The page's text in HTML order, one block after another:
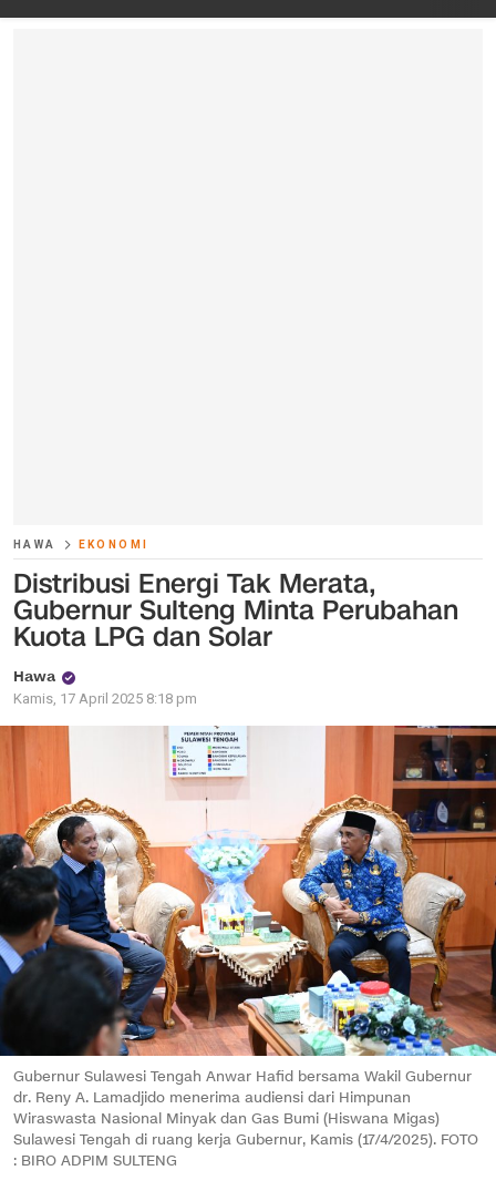
HAWA EKONOMI
Distribusi Energi Tak Merata,
Gubernur Sulteng Minta Perubahan
Kuota LPG dan Solar
Hawa
Kamis, 17 April 2025 8:18 pm
Gubernur Sulawesi Tengah Anwar Hafid bersama Wakil Gubernur
dr. Reny A. Lamadjido menerima audiensi dari Himpunan
Wiraswasta Nasional Minyak dan Gas Bumi (Hiswana Migas)
Sulawesi Tengah di ruang kerja Gubernur, Kamis (17/4/2025). FOTO
: BIRO ADPIM SULTENG